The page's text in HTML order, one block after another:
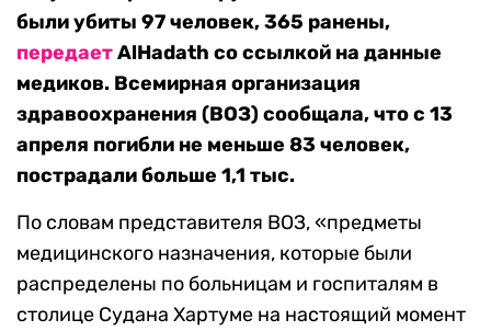
были убиты 97 человек, 365 ранены,
передаетAlHadath со ссылкой на данные
медиков. Всемирная организация
здравоохранения (ВОЗ) сообщала, что с 13
апреля погибли не меньше 83 человек,
пострадали больше 1,1 тыс.
По словам представителя ВОЗ, «предметы
медицинского назначения, которые были
распределены по больницам и госпиталям в
столице Судана Хартуме на настоящий момент